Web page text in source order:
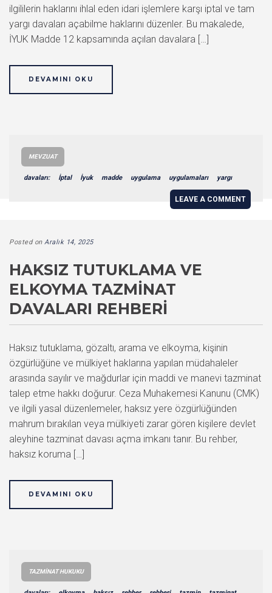
ilgililerin haklarını ihlal eden idari işlemlere karşı iptal ve tam
yargı davaları açabilme haklarını düzenler. Bu makalede,
İYUK Madde 12 kapsamında açılan davalara […]
DEVAMINI OKU
MEVZUAT
davaları: İptal İyuk madde uygulama uygulamaları yargı
LEAVE A COMMENT
Posted on Aralık 14, 2025
HAKSIZ TUTUKLAMA VE
ELKOYMA TAZMINAT
DAVALARI REHBERI
Haksız tutuklama, gözaltı, arama ve elkoyma, kişinin
özgürlüğüne ve mülkiyet haklarına yapılan müdahaleler
arasında sayılır ve mağdurlar için maddi ve manevi tazminat
talep etme hakkı doğurur. Ceza Muhakemesi Kanunu (CMK)
ve ilgili yasal düzenlemeler, haksız yere özgürlüğünden
mahrum bırakılan veya mülkiyeti zarar gören kişilere devlet
aleyhine tazminat davası açma imkanı tanır. Bu rehber,
haksız koruma […]
DEVAMINI OKU
TAZMINAT HUKUKU